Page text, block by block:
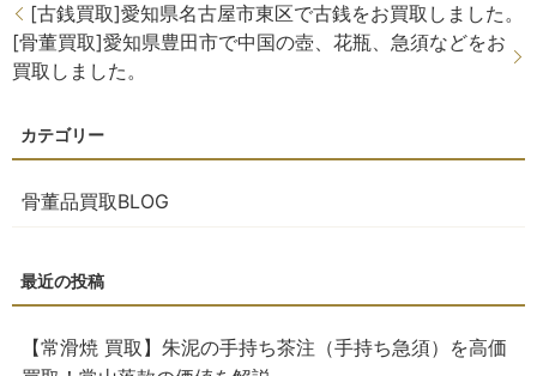
[古銭買取]愛知県名古屋市東区で古銭をお買取しました。
[骨董買取]愛知県豊田市で中国の壺、花瓶、急須などをお
買取しました。
骨董品買取BLOG
【常滑焼 買取】朱泥の手持ち茶注（手持ち急須）を高価